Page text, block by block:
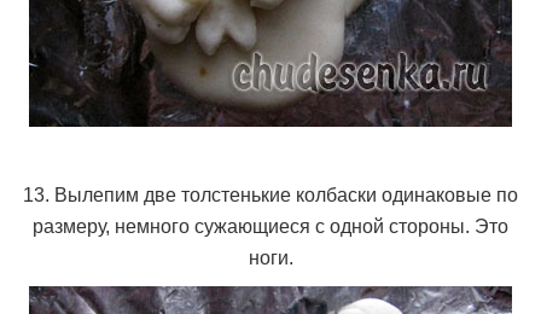
13. Вылепим две толстенькие колбаски одинаковые по
размеру, немного сужающиеся с одной стороны. Это
ноги.